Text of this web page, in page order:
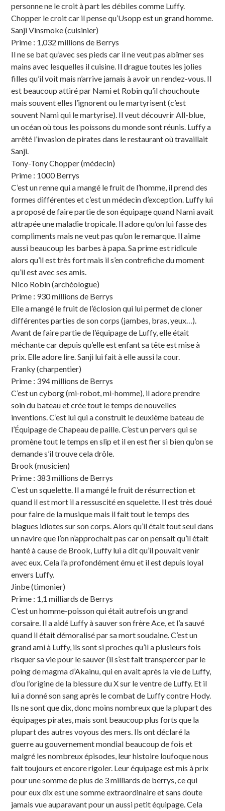
personne ne le croit à part les débiles comme Luffy.
Chopper le croit car il pense qu’Usopp est un grand homme.
Sanji Vinsmoke (cuisinier)
Prime : 1,032 millions de Berrys
Il ne se bat qu’avec ses pieds car il ne veut pas abîmer ses
mains avec lesquelles il cuisine. Il drague toutes les jolies
filles qu’il voit mais n’arrive jamais à avoir un rendez-vous. Il
est beaucoup attiré par Nami et Robin qu’il chouchoute
mais souvent elles l’ignorent ou le martyrisent (c’est
souvent Nami qui le martyrise). Il veut découvrir All-blue,
un océan où tous les poissons du monde sont réunis. Luffy a
arrêté l’invasion de pirates dans le restaurant où travaillait
Sanji.
Tony-Tony Chopper (médecin)
Prime : 1000 Berrys
C’est un renne qui a mangé le fruit de l’homme, il prend des
formes différentes et c’est un médecin d’exception. Luffy lui
a proposé de faire partie de son équipage quand Nami avait
attrapée une maladie tropicale. Il adore qu’on lui fasse des
compliments mais ne veut pas qu’on le remarque. Il aime
aussi beaucoup les barbes à papa. Sa prime est ridicule
alors qu’il est très fort mais il s’en contrefiche du moment
qu’il est avec ses amis.
Nico Robin (archéologue)
Prime : 930 millions de Berrys
Elle a mangé le fruit de l’éclosion qui lui permet de cloner
différentes parties de son corps (jambes, bras, yeux…).
Avant de faire partie de l’équipage de Luffy, elle était
méchante car depuis qu’elle est enfant sa tête est mise à
prix. Elle adore lire. Sanji lui fait à elle aussi la cour.
Franky (charpentier)
Prime : 394 millions de Berrys
C’est un cyborg (mi-robot, mi-homme), il adore prendre
soin du bateau et crée tout le temps de nouvelles
inventions. C’est lui qui a construit le deuxième bateau de
l’Équipage de Chapeau de paille. C’est un pervers qui se
promène tout le temps en slip et il en est fier si bien qu’on se
demande s’il trouve cela drôle.
Brook (musicien)
Prime : 383 millions de Berrys
C’est un squelette. Il a mangé le fruit de résurrection et
quand il est mort il a ressuscité en squelette. Il est très doué
pour faire de la musique mais il fait tout le temps des
blagues idiotes sur son corps. Alors qu’il était tout seul dans
un navire que l’on n’approchait pas car on pensait qu’il était
hanté à cause de Brook, Luffy lui a dit qu’il pouvait venir
avec eux. Cela l’a profondément ému et il est depuis loyal
envers Luffy.
Jinbe (timonier)
Prime : 1,1 milliards de Berrys
C’est un homme-poisson qui était autrefois un grand
corsaire. Il a aidé Luffy à sauver son frère Ace, et l’a sauvé
quand il était démoralisé par sa mort soudaine. C’est un
grand ami à Luffy, ils sont si proches qu’il a plusieurs fois
risquer sa vie pour le sauver (il s’est fait transpercer par le
poing de magma d’Akainu, qui en avait après la vie de Luffy,
d’ou l’origine de la blessure du X sur le ventre de Luffy. Et il
lui a donné son sang après le combat de Luffy contre Hody.
Ils ne sont que dix, donc moins nombreux que la plupart des
équipages pirates, mais sont beaucoup plus forts que la
plupart des autres voyous des mers. Ils ont déclaré la
guerre au gouvernement mondial beaucoup de fois et
malgré les nombreux épisodes, leur histoire loufoque nous
fait toujours et encore rigoler. Leur équipage est mis à prix
pour une somme de plus de 3 milliards de berrys, ce qui
pour eux dix est une somme extraordinaire et sans doute
jamais vue auparavant pour un aussi petit équipage. Cela